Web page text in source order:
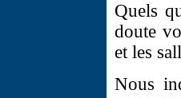
Quels
doute
et les
Nous